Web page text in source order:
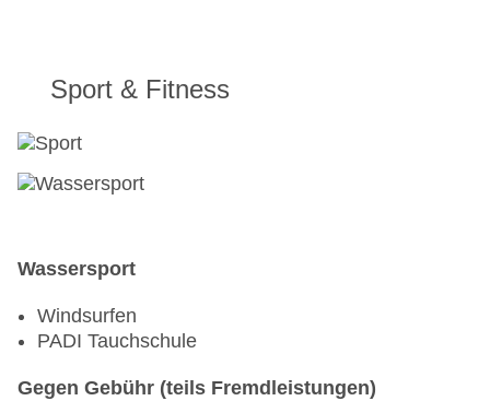
Sport & Fitness
Wassersport
Windsurfen
PADI Tauchschule
Gegen Gebühr (teils Fremdleistungen)